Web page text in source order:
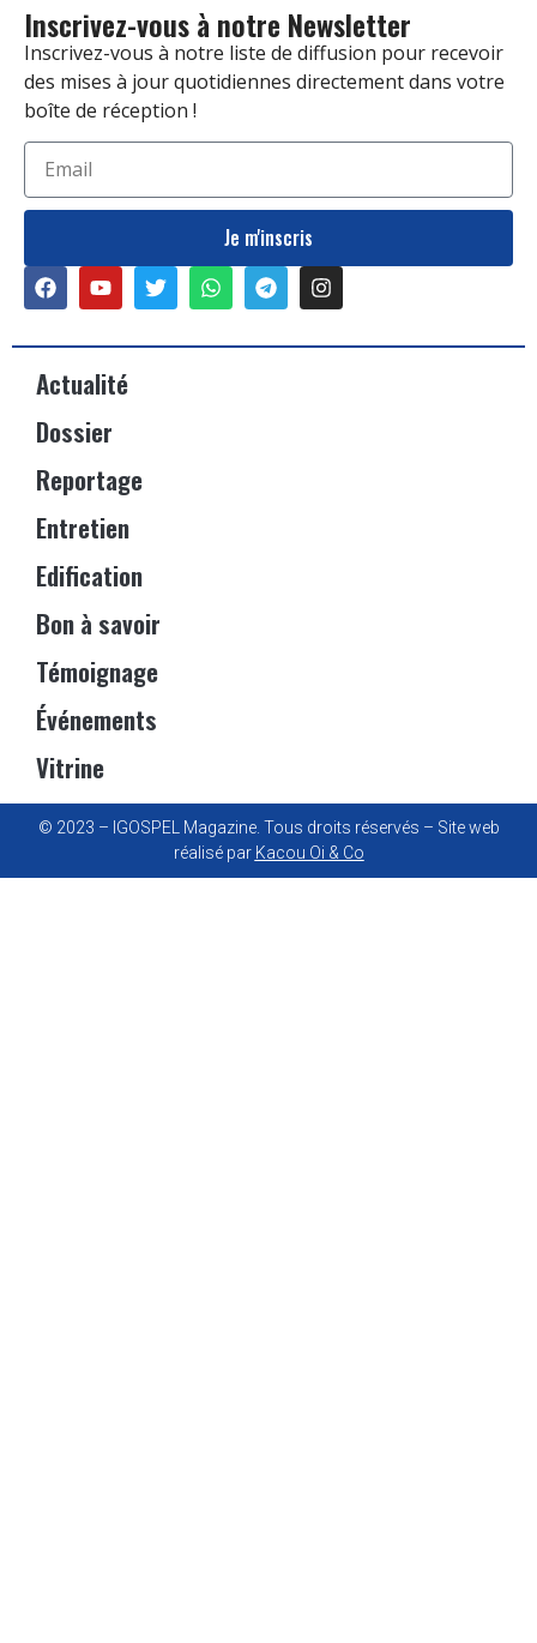
Inscrivez-vous à notre Newsletter
Inscrivez-vous à notre liste de diffusion pour recevoir
des mises à jour quotidiennes directement dans votre
boîte de réception !
Je m'inscris
Actualité
Dossier
Reportage
Entretien
Edification
Bon à savoir
Témoignage
Événements
Vitrine
© 2023 – IGOSPEL Magazine. Tous droits réservés – Site web
réalisé par Kacou Oi & Co